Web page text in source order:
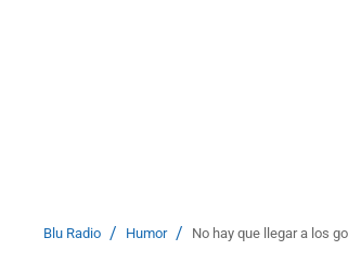
Blu Radio / Humor / No hay que llegar a los